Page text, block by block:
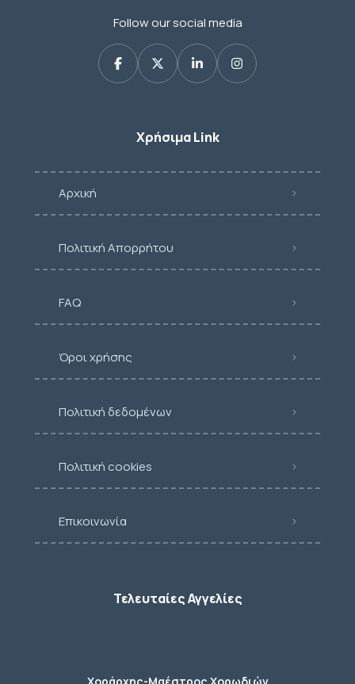
Follow our social media
Χρήσιμα Link
Αρχική
Πολιτική Απορρήτου
FAQ
Όροι χρήσης
Πολιτική δεδομένων
Πολιτική cookies
Επικοινωνία
Τελευταίες Αγγελίες